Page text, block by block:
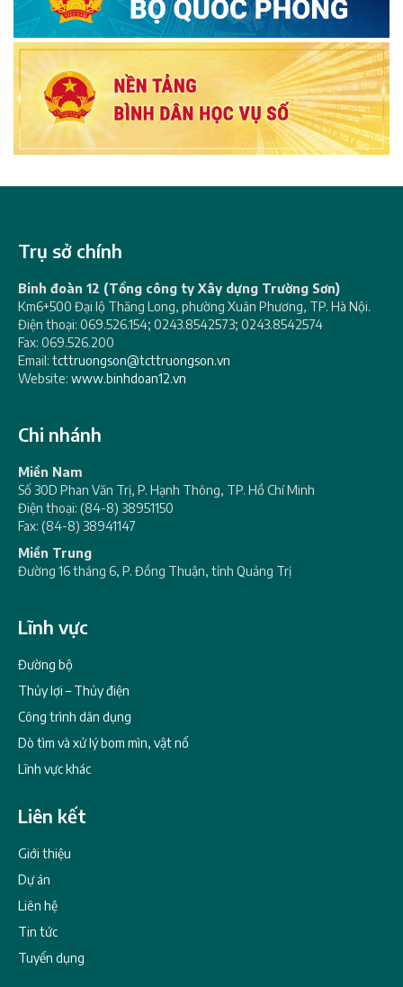
Trụ sở chính
Binh đoàn 12 (Tổng công ty Xây dựng Trường Sơn)
Km6+500 Đại lộ Thăng Long, phường Xuân Phương, TP. Hà Nội.
Điện thoại: 069.526.154; 0243.8542573; 0243.8542574
Fax: 069.526.200
Email: tcttruongson@tcttruongson.vn
Website: www.binhdoan12.vn
Chi nhánh
Miền Nam
Số 30D Phan Văn Trị, P. Hạnh Thông, TP. Hồ Chí Minh
Điện thoại: (84-8) 38951150
Fax: (84-8) 38941147
Miền Trung
Đường 16 tháng 6, P. Đồng Thuận, tỉnh Quảng Trị
Lĩnh vực
Đường bộ
Thủy lợi – Thủy điện
Công trình dân dụng
Dò tìm và xử lý bom mìn, vật nổ
Lĩnh vực khác
Liên kết
Giới thiệu
Dự án
Liên hệ
Tin tức
Tuyển dụng